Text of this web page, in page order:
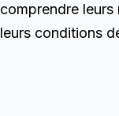
comprendre leurs
leurs conditions